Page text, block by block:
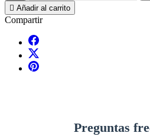
 Añadir al carrito
Compartir
Preguntas